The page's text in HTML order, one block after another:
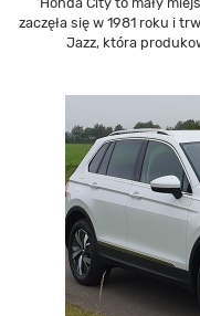
zaczęła się w 1981 roku i
Jazz, która